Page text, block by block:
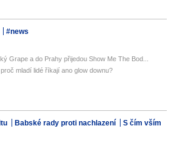
#news
Grape a do Prahy přijedou Show Me The Bod...
mladí lidé říkají ano glow downu?
Babské rady proti nachlazení
S čím vším